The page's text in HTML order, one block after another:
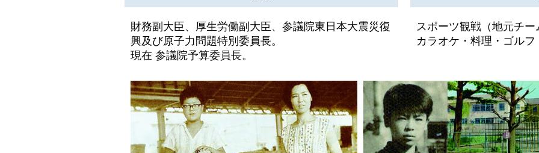
財務副大臣、厚生労働副大臣、参議院東日本大震災復
興及び原子力問題特別委員長。
現在 参議院予算委員長。
スポーツ観戦（地元チ
カラオケ・料理・ゴルフ